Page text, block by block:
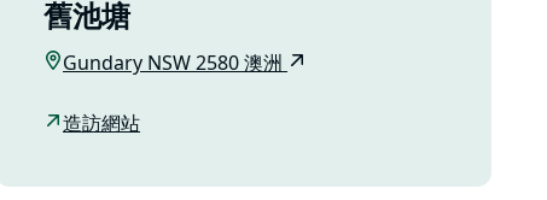
舊池塘
Gundary NSW 2580 澳洲
造訪網站